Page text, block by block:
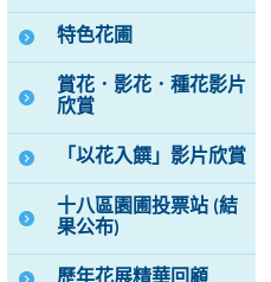
特色花圃
賞花．影花．種花影片
欣賞
「以花入饌」影片欣賞
十八區園圃投票站 (結
果公布)